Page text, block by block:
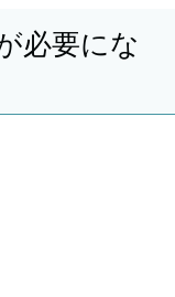
必要にな